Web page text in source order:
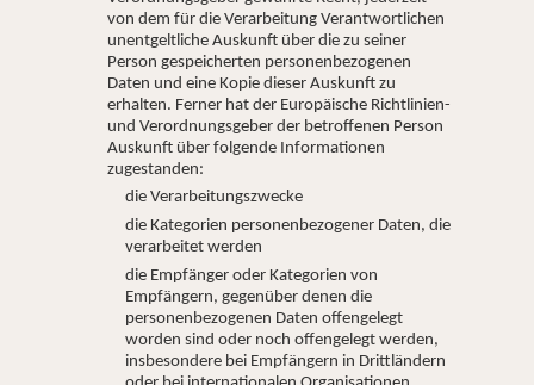
von dem für die Verarbeitung Verantwortlichen
unentgeltliche Auskunft über die zu seiner
Person gespeicherten personenbezogenen
Daten und eine Kopie dieser Auskunft zu
erhalten. Ferner hat der Europäische Richtlinien-
und Verordnungsgeber der betroffenen Person
Auskunft über folgende Informationen
zugestanden:
die Verarbeitungszwecke
die Kategorien personenbezogener Daten, die
verarbeitet werden
die Empfänger oder Kategorien von
Empfängern, gegenüber denen die
personenbezogenen Daten offengelegt
worden sind oder noch offengelegt werden,
insbesondere bei Empfängern in Drittländern